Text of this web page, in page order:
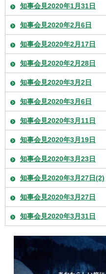
知事会見2020年1月31日
知事会見2020年2月6日
知事会見2020年2月17日
知事会見2020年2月28日
知事会見2020年3月2日
知事会見2020年3月6日
知事会見2020年3月11日
知事会見2020年3月19日
知事会見2020年3月23日
知事会見2020年3月27日(2)
知事会見2020年3月27日
知事会見2020年3月31日